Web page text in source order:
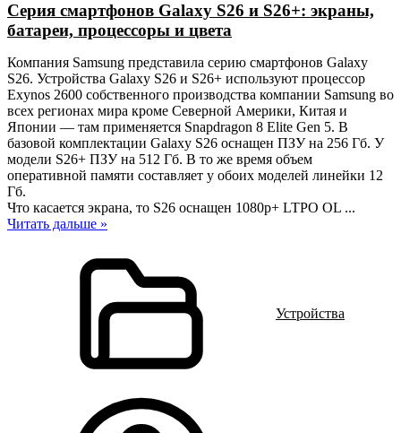
Серия смартфонов Galaxy S26 и S26+: экраны,
батареи, процессоры и цвета
Компания Samsung представила серию смартфонов Galaxy
S26. Устройства Galaxy S26 и S26+ используют процессор
Exynos 2600 собственного производства компании Samsung во
всех регионах мира кроме Северной Америки, Китая и
Японии — там применяется Snapdragon 8 Elite Gen 5. В
базовой комплектации Galaxy S26 оснащен ПЗУ на 256 Гб. У
модели S26+ ПЗУ на 512 Гб. В то же время объем
оперативной памяти составляет у обоих моделей линейки 12
Гб.
Что касается экрана, то S26 оснащен 1080p+ LTPO OL ...
Читать дальше »
Устройства